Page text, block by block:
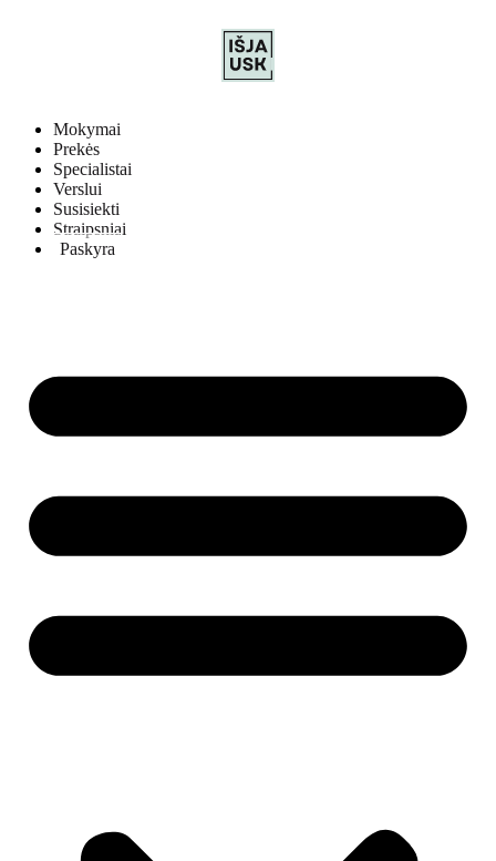
Mokymai
Prekės
Specialistai
Verslui
Susisiekti
Straipsniai
Paskyra